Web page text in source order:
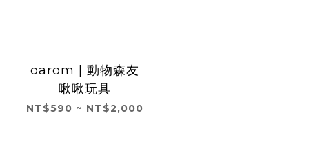
oarom | 動物森友
啾啾玩具
NT$590 ~ NT$2,000